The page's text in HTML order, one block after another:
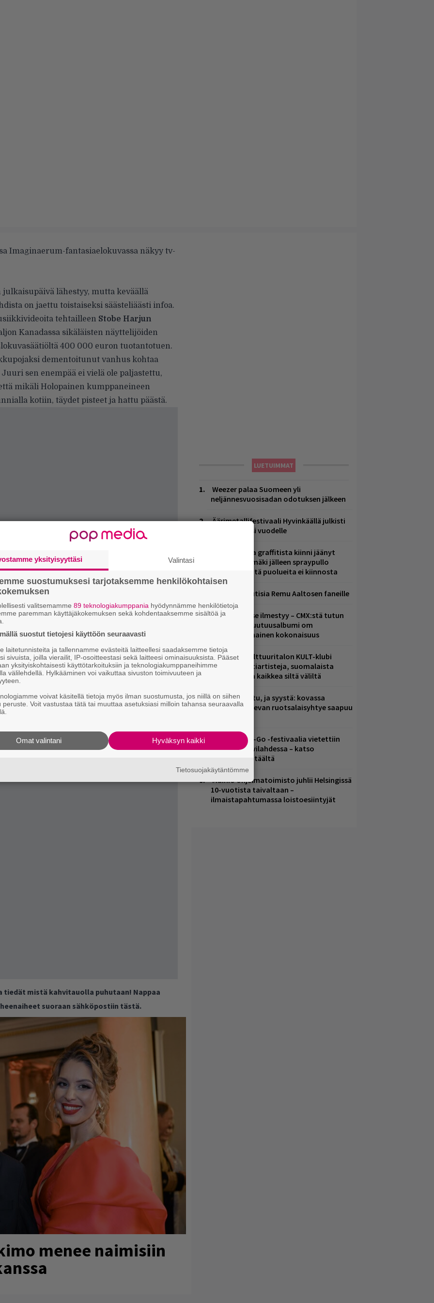
Imaginaerum-fantasiaelokuvassa näkyy tv-
lähestyy, mutta keväällä
on jaettu toistaiseksi säästeliäästi infoa.
tehtailleen Stobe Harjun
Kanadassa sikäläisten näyttelijöiden
400 000 euron tuotantotuen.
dementoitunut vanhus kohtaa
sen enempää ei vielä ole paljastettu,
mikäli Holopainen kumppaneineen
kotiin, täydet pisteet ja hattu päästä.
, jossa raottaa vähän enemmän
esimerkiksi osan elokuvan
ainakinMarianne Farley,Francis X.
Lord,Joanna Noyes ,Ron Lea, Victoria
Fielding
olla kuitenkin Sonera-mainoksessa
Ilkka Villi
arvion voi lukea marraskuun Rumbasta. On
tiedät mistä kahvitauolla puhutaan! Nappaa
suoraan sähköpostiin tästä.
menee naimisiin
LUETUIMMAT
Weezer palaa Suomeen yli
neljännesvuosisadan odotuksen jälkeen
Äärimetallifestivaali Hyvinkäällä julkisti
esiintyjiä ensi vuodelle
Laittomasta graffitista kiinni jäänyt
Paavo Arhinmäki jälleen spraypullo
kädessä – näitä puolueita ei kiinnosta
Mainioita uutisia Remu Aaltosen faneille
Huomenna se ilmestyy – CMX:stä tutun
A.W. Yrjänän uutuusalbumi om
mammuttimainen kokonaisuus
Helsingin Kulttuuritalon KULT-klubi
tarjoaa kulttiartisteja, suomalaista
osaamista ja kaikkea siltä väliltä
Kent mainittu, ja syystä: kovassa
nosteessa olevan ruotsalaisyhtye saapuu
Jytäkesä Go-Go -festivaalia vietettiin
Helsingin Suvilahdessa – katso
kuvagalleria täältä
Mainio ohjelmatoimisto juhlii Helsingissä
10-vuotista taivaltaan –
ilmaistapahtumassa loistoesiintyjät
yksityisyyttäsi Valintasi
suostumuksesi tarjotaksemme henkilökohtaisen
valitsemamme 89 teknologiakumppania hyödynnämme henkilötietoja
paremman käyttäjäkokemuksen sekä kohdentaaksemme sisältöä ja
suostut tietojesi käyttöön seuraavasti
laitetunnisteita ja tallennamme evästeitä laitteellesi saadaksemme tietoja
sivuista, joilla vierailit, IP-osoitteestasi sekä laitteesi ominaisuuksista. Pääset
yksityiskohtaisesti käyttötarkoituksiin ja teknologiakumppaneihimme
välilehdellä. Hylkääminen voi vaikuttaa sivuston toimivuuteen ja
voivat käsitellä tietoja myös ilman suostumusta, jos niillä on siihen
peruste. Voit vastustaa tätä tai muuttaa asetuksiasi milloin tahansa seuraavalla
Hyväksyn kaikki
Omat valintani
Tietosuojakäytäntömme